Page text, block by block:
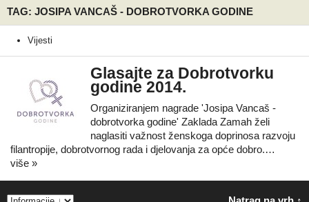
TAG: JOSIPA VANCAŠ - DOBROTVORKA GODINE
Vijesti
Glasajte za Dobrotvorku
godine 2014.
Organiziranjem nagrade 'Josipa Vancaš -
dobrotvorka godine' Zaklada Zamah želi
naglasiti važnost ženskoga doprinosa razvoju
filantropije, dobrotvornog rada i djelovanja za opće dobro.…
više »